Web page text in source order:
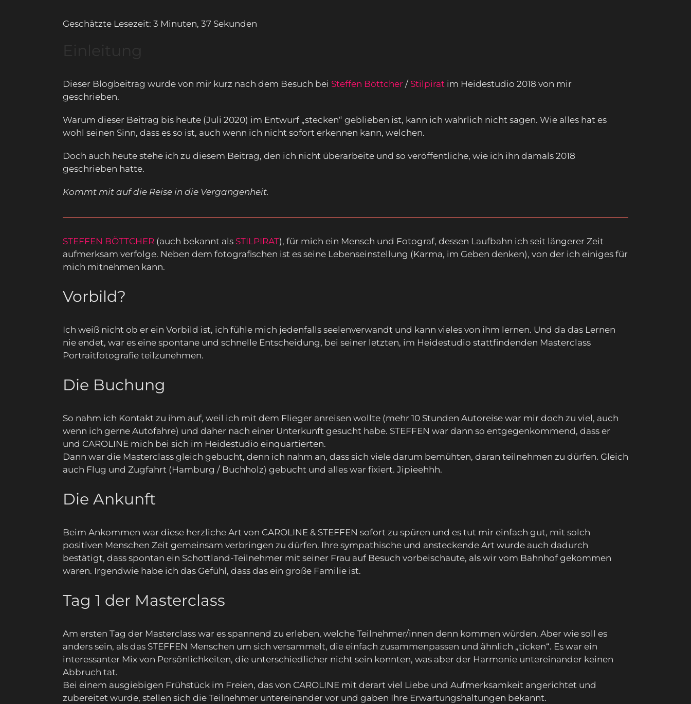
Geschätzte Lesezeit: 3 Minuten, 37 Sekunden
Dieser Blogbeitrag wurde von mir kurz nach dem Besuch bei Steffen Böttcher / Stilpirat im Heidestudio 2018 von mir
geschrieben.
Warum dieser Beitrag bis heute (Juli 2020) im Entwurf „stecken“ geblieben ist, kann ich wahrlich nicht sagen. Wie alles hat es
wohl seinen Sinn, dass es so ist, auch wenn ich nicht sofort erkennen kann, welchen.
Doch auch heute stehe ich zu diesem Beitrag, den ich nicht überarbeite und so veröffentliche, wie ich ihn damals 2018
geschrieben hatte.
Kommt mit auf die Reise in die Vergangenheit.
STEFFEN BÖTTCHER (auch bekannt als STILPIRAT), für mich ein Mensch und Fotograf, dessen Laufbahn ich seit längerer Zeit
aufmerksam verfolge. Neben dem fotografischen ist es seine Lebenseinstellung (Karma, im Geben denken), von der ich einiges für
mich mitnehmen kann.
Vorbild?
Ich weiß nicht ob er ein Vorbild ist, ich fühle mich jedenfalls seelenverwandt und kann vieles von ihm lernen. Und da das Lernen
nie endet, war es eine spontane und schnelle Entscheidung, bei seiner letzten, im Heidestudio stattfindenden Masterclass
Portraitfotografie teilzunehmen.
Die Buchung
So nahm ich Kontakt zu ihm auf, weil ich mit dem Flieger anreisen wollte (mehr 10 Stunden Autoreise war mir doch zu viel, auch
wenn ich gerne Autofahre) und daher nach einer Unterkunft gesucht habe. STEFFEN war dann so entgegenkommend, dass er
und CAROLINE mich bei sich im Heidestudio einquartierten.
Dann war die Masterclass gleich gebucht, denn ich nahm an, dass sich viele darum bemühten, daran teilnehmen zu dürfen. Gleich
auch Flug und Zugfahrt (Hamburg / Buchholz) gebucht und alles war fixiert. Jipieehhh.
Die Ankunft
Beim Ankommen war diese herzliche Art von CAROLINE & STEFFEN sofort zu spüren und es tut mir einfach gut, mit solch
positiven Menschen Zeit gemeinsam verbringen zu dürfen. Ihre sympathische und ansteckende Art wurde auch dadurch
bestätigt, dass spontan ein Schottland-Teilnehmer mit seiner Frau auf Besuch vorbeischaute, als wir vom Bahnhof gekommen
waren. Irgendwie habe ich das Gefühl, dass das ein große Familie ist.
Tag 1 der Masterclass
Am ersten Tag der Masterclass war es spannend zu erleben, welche Teilnehmer/innen denn kommen würden. Aber wie soll es
anders sein, als das STEFFEN Menschen um sich versammelt, die einfach zusammenpassen und ähnlich „ticken“. Es war ein
interessanter Mix von Persönlichkeiten, die unterschiedlicher nicht sein konnten, was aber der Harmonie untereinander keinen
Abbruch tat.
Bei einem ausgiebigen Frühstück im Freien, das von CAROLINE mit derart viel Liebe und Aufmerksamkeit angerichtet und
zubereitet wurde, stellen sich die Teilnehmer untereinander vor und gaben Ihre Erwartungshaltungen bekannt.